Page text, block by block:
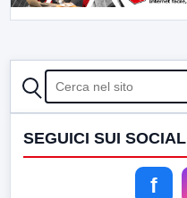
CERCA
SEGUICI SUI SOCIAL
f